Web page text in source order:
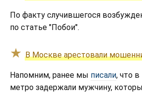
По факту случившегося
по статье "Побои".
В Москве арестовали
Напомним, ранее мы писали, что
метро задержали мужчину,